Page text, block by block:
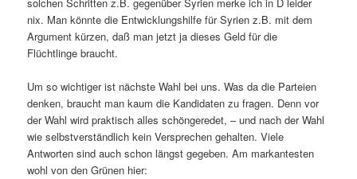
nix. Man könnte die Entwicklungshilfe für Syrien z.B. mit dem
Argument kürzen, daß man jetzt ja dieses Geld für die
Flüchtlinge braucht.
Um so wichtiger ist nächste Wahl bei uns. Was da die Parteien
denken, braucht man kaum die Kandidaten zu fragen. Denn vor
der Wahl wird praktisch alles schöngeredet, – und nach der Wahl
wie selbstverständlich kein Versprechen gehalten. Viele
Antworten sind auch schon längst gegeben. Am markantesten
wohl von den Grünen hier: